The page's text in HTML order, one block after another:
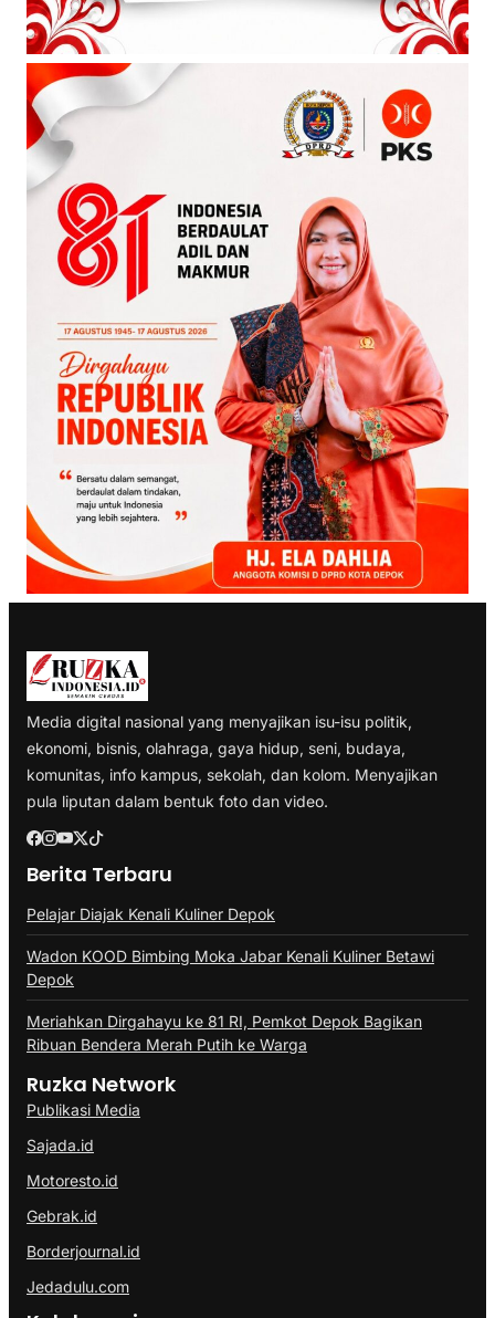
Media digital nasional yang menyajikan isu-isu politik,
ekonomi, bisnis, olahraga, gaya hidup, seni, budaya,
komunitas, info kampus, sekolah, dan kolom. Menyajikan
pula liputan dalam bentuk foto dan video.
Berita Terbaru
Pelajar Diajak Kenali Kuliner Depok
Wadon KOOD Bimbing Moka Jabar Kenali Kuliner Betawi
Depok
Meriahkan Dirgahayu ke 81 RI, Pemkot Depok Bagikan
Ribuan Bendera Merah Putih ke Warga
Ruzka Network
Publikasi Media
Sajada.id
Motoresto.id
Gebrak.id
Borderjournal.id
Jedadulu.com